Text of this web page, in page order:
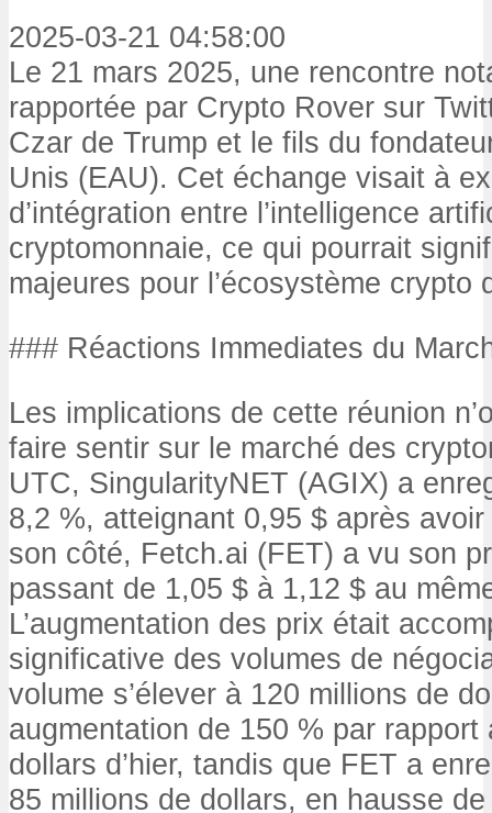
2025-03-21 04:58:00
Le 21 mars 2025, une rencontre
rapportée par Crypto Rover sur
Czar de Trump et le fils du
Unis (EAU). Cet échange visait à
d’intégration entre l’intelligence
cryptomonnaie, ce qui pourrait
majeures pour l’écosystème crypto
### Réactions Immediates du
Les implications de cette réunion
faire sentir sur le marché des
UTC, SingularityNET (AGIX) a
8,2 %, atteignant 0,95 $ après
son côté, Fetch.ai (FET) a vu son
passant de 1,05 $ à 1,12 $ au
L’augmentation des prix était
significative des volumes de
volume s’élever à 120 millions de
augmentation de 150 % par rapport
dollars d’hier, tandis que FET a
85 millions de dollars, en hausse